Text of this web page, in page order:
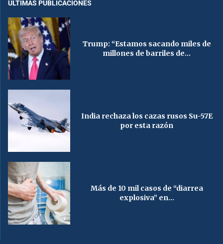
ÚLTIMAS PUBLICACIONES
Trump: “Estamos sacando miles de
millones de barriles de...
India rechaza los cazas rusos Su-57E
por esta razón
Más de 10 mil casos de “diarrea
explosiva” en...